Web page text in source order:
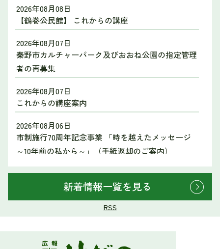
2026年08月08日
【鶴巻公民館】 これからの講座
2026年08月07日
秦野市カルチャーパーク及びおおね公園の指定管理
者の再募集
2026年08月07日
これからの講座案内
2026年08月06日
市制施行70周年記念事業 「時を越えたメッセージ
～10年前の私から～」（手紙返却のご案内）
2026年08月06日
本町公民館 最近の講座から
【7月1日から】省エネ家電の買い換え促進事業、始
めました
新着情報一覧を見る
RSS